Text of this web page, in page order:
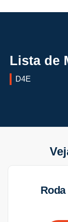
Lista de
D4E